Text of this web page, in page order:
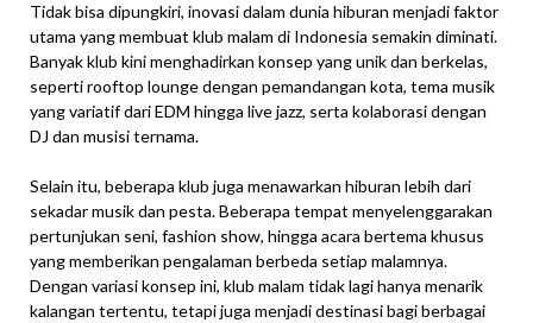
Tidak bisa dipungkiri, inovasi dalam dunia hiburan menjadi faktor
utama yang membuat klub malam di Indonesia semakin diminati.
Banyak klub kini menghadirkan konsep yang unik dan berkelas,
seperti rooftop lounge dengan pemandangan kota, tema musik
yang variatif dari EDM hingga live jazz, serta kolaborasi dengan
DJ dan musisi ternama.
Selain itu, beberapa klub juga menawarkan hiburan lebih dari
sekadar musik dan pesta. Beberapa tempat menyelenggarakan
pertunjukan seni, fashion show, hingga acara bertema khusus
yang memberikan pengalaman berbeda setiap malamnya.
Dengan variasi konsep ini, klub malam tidak lagi hanya menarik
kalangan tertentu, tetapi juga menjadi destinasi bagi berbagai